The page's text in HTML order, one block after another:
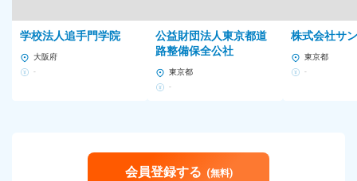
学校法人追手門学院
大阪府
-
公益財団法人東京都道
路整備保全公社
東京都
-
株式会社サ
東京都
-
会員登録する (無料)